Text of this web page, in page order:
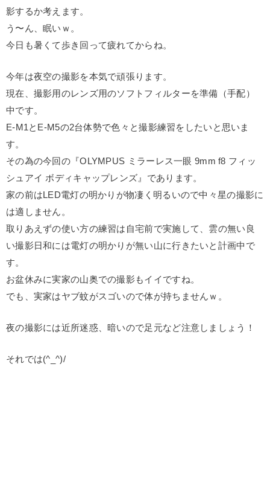
影するか考えます。
う〜ん、眠いｗ。
今日も暑くて歩き回って疲れてからね。
今年は夜空の撮影を本気で頑張ります。
現在、撮影用のレンズ用のソフトフィルターを準備（手配）
中です。
E-M1とE-M5の2台体勢で色々と撮影練習をしたいと思いま
す。
その為の今回の『OLYMPUS ミラーレス一眼 9mm f8 フィッ
シュアイ ボディキャップレンズ』であります。
家の前はLED電灯の明かりが物凄く明るいので中々星の撮影に
は適しません。
取りあえずの使い方の練習は自宅前で実施して、雲の無い良
い撮影日和には電灯の明かりが無い山に行きたいと計画中で
す。
お盆休みに実家の山奥での撮影もイイですね。
でも、実家はヤブ蚊がスゴいので体が持ちませんｗ。
夜の撮影には近所迷惑、暗いので足元など注意しましょう！
それでは(^_^)/